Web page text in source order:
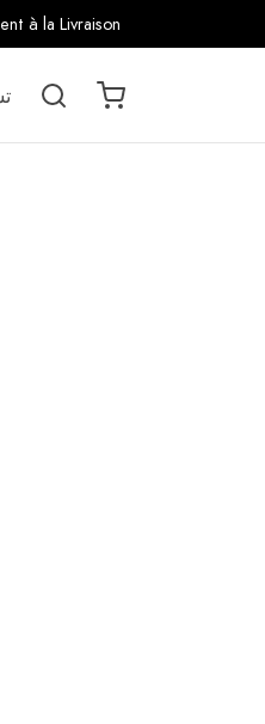
à la Livraison